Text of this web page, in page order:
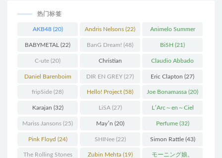
热门标签
AKB48(20) Andris Nelsons (22) Animelo Summer
Live (34)
BABYMETAL (22) BanG Dream! (48) BiSH (21)
C-ute (20) Christian
Thielemann(36)
Claudio Abbado
(25)
Daniel Barenboim
(37)
DIR EN GREY (27) Eric Clapton (27)
fripSide (28) Hello! Project (58) Joe Bonamassa (20)
Karajan (32) LiSA(27) L′Arc～en～Ciel
(41)
Mariss Jansons (25) May′n (20) Perfume(32)
Pink Floyd (24) SHINee(22) Simon Rattle(43)
The Rolling Stones Zubin Mehta(19) モーニング娘。